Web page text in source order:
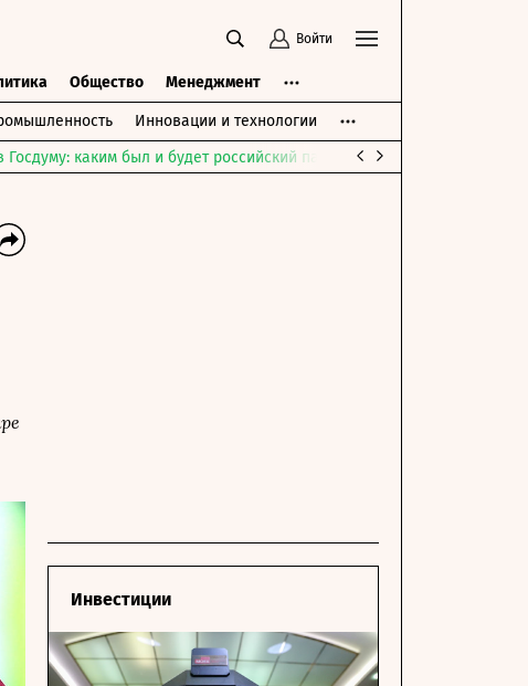
Войти
Общество Менеджмент
Инновации и технологии
каким был и будет российский парламент
Инвестиции